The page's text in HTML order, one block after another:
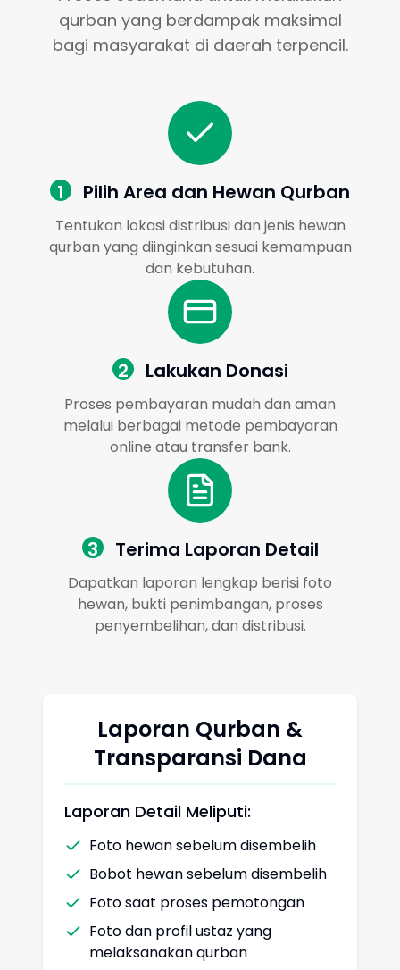
qurban yang berdampak maksimal
bagi masyarakat di daerah terpencil.
1 Pilih Area dan Hewan Qurban
Tentukan lokasi distribusi dan jenis hewan
qurban yang diinginkan sesuai kemampuan
dan kebutuhan.
2 Lakukan Donasi
Proses pembayaran mudah dan aman
melalui berbagai metode pembayaran
online atau transfer bank.
3 Terima Laporan Detail
Dapatkan laporan lengkap berisi foto
hewan, bukti penimbangan, proses
penyembelihan, dan distribusi.
Laporan Qurban &
Transparansi Dana
Laporan Detail Meliputi:
Foto hewan sebelum disembelih
Bobot hewan sebelum disembelih
Foto saat proses pemotongan
Foto dan profil ustaz yang
melaksanakan qurban